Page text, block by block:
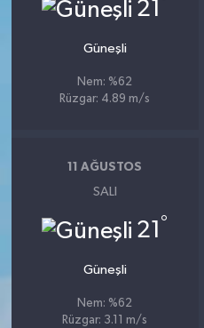
21
Güneşli
Nem: %62
Rüzgar: 4.89 m/s
11 AĞUSTOS
SALI
21 °
Güneşli
Nem: %62
Rüzgar: 3.11 m/s